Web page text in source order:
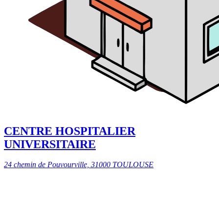
CENTRE HOSPITALIER
UNIVERSITAIRE
24 chemin de Pouvourville, 31000 TOULOUSE